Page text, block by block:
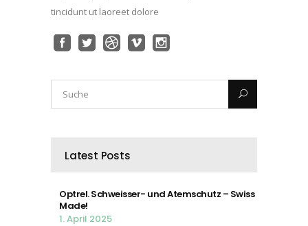
tincidunt ut laoreet dolore
Latest Posts
Optrel. Schweisser- und Atemschutz – Swiss
Made!
1. April 2025